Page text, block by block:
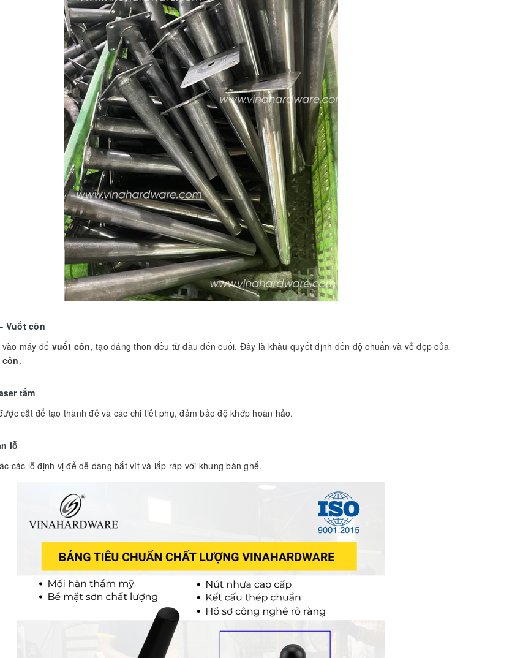
Vuốt côn
máy để vuốt côn, tạo dáng thon đều từ đầu đến cuối. Đây là khâu quyết định đến độ chuẩn và vẻ đẹp của
.
tấm
cắt để tạo thành đế và các chi tiết phụ, đảm bảo độ khớp hoàn hảo.
lỗ
các lỗ định vị để dễ dàng bắt vít và lắp ráp với khung bàn ghế.